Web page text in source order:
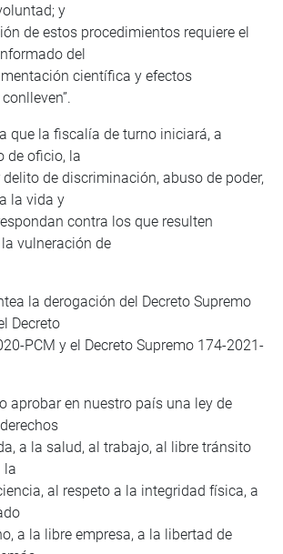
y
de estos procedimientos requiere el
del
científica y efectos
que la fiscalía de turno iniciará, a
de oficio, la
de discriminación, abuso de poder,
la vida y
contra los que resulten
vulneración de
la derogación del Decreto Supremo
Decreto
PCM y el Decreto Supremo 174-2021-
aprobar en nuestro país una ley de
a la salud, al trabajo, al libre tránsito
la
al respeto a la integridad física, a
a la libre empresa, a la libertad de